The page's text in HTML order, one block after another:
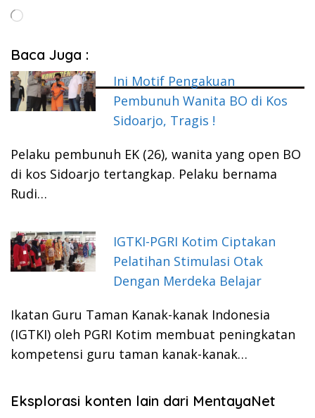
Memuat...
Baca Juga :
Ini Motif Pengakuan
Pembunuh Wanita BO di Kos
Sidoarjo, Tragis !
Pelaku pembunuh EK (26), wanita yang open BO
di kos Sidoarjo tertangkap. Pelaku bernama
Rudi…
IGTKI-PGRI Kotim Ciptakan
Pelatihan Stimulasi Otak
Dengan Merdeka Belajar
Ikatan Guru Taman Kanak-kanak Indonesia
(IGTKI) oleh PGRI Kotim membuat peningkatan
kompetensi guru taman kanak-kanak…
Eksplorasi konten lain dari MentayaNet